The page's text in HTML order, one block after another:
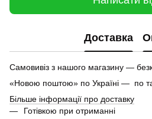
Доставка
Самовивіз з нашого магазину —
«Новою поштою» по Україні — по
Більше інформації про доставку
Готівкою при отриманні